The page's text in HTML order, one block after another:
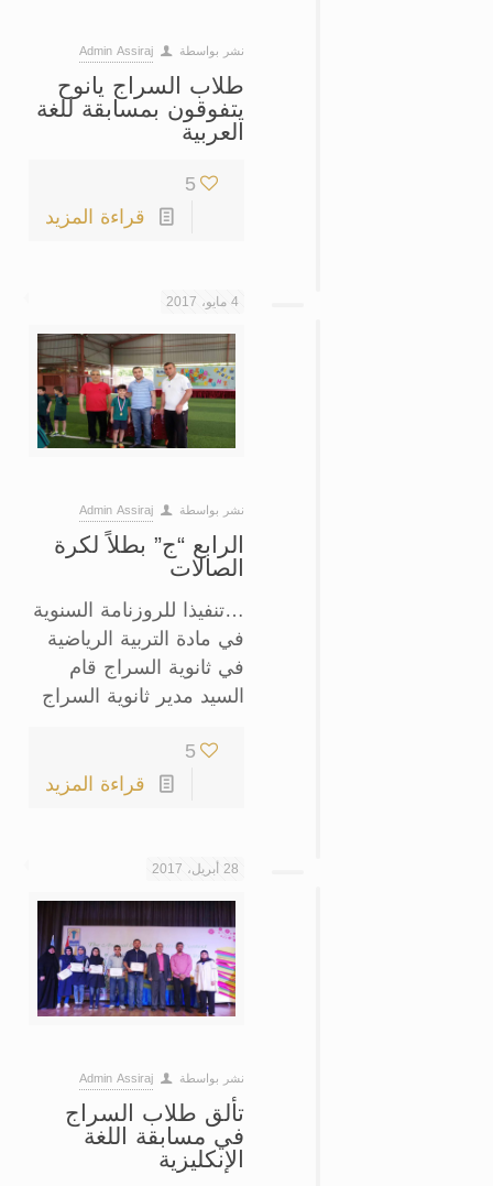
نشر بواسطة Admin Assiraj
طلاب السراج يانوح
يتفوقون بمسابقة للغة
العربية
5
قراءة المزيد
4 مايو، 2017
نشر بواسطة Admin Assiraj
الرابع “ج” بطلاً لكرة
الصالات
…تنفيذا للروزنامة السنوية
في مادة التربية الرياضية
في ثانوية السراج قام
السيد مدير ثانوية السراج
5
قراءة المزيد
28 أبريل، 2017
نشر بواسطة Admin Assiraj
تألق طلاب السراج
في مسابقة اللغة
الإنكليزية